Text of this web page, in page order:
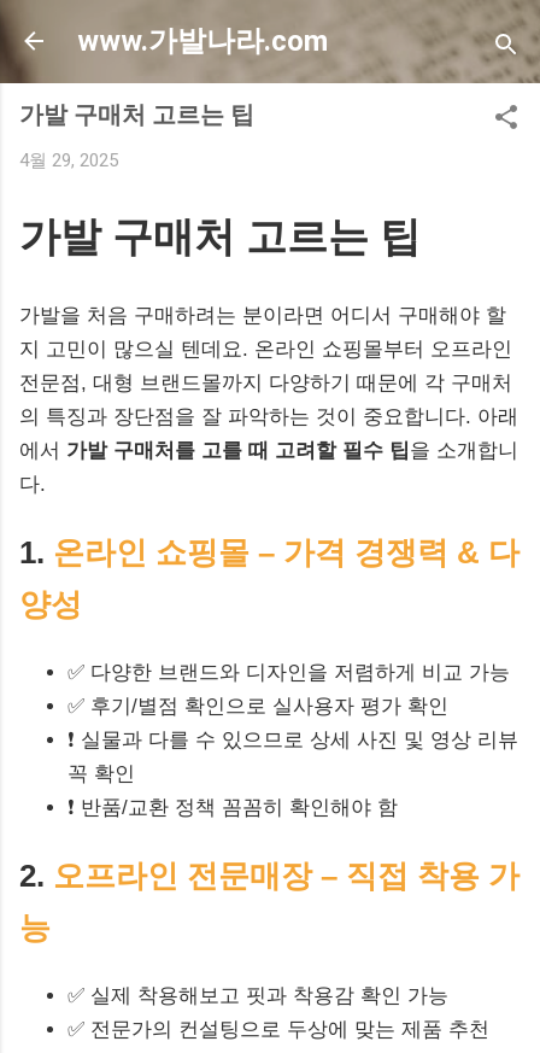
기본 콘텐츠로 건너뛰기
www.가발나라.com
가발 구매처 고르는 팁
4월 29, 2025
가발 구매처 고르는 팁
가발을 처음 구매하려는 분이라면 어디서 구매해야 할
지 고민이 많으실 텐데요. 온라인 쇼핑몰부터 오프라인
전문점, 대형 브랜드몰까지 다양하기 때문에 각 구매처
의 특징과 장단점을 잘 파악하는 것이 중요합니다. 아래
에서 가발 구매처를 고를 때 고려할 필수 팁을 소개합니
다.
1. 온라인 쇼핑몰 – 가격 경쟁력 & 다
양성
✅ 다양한 브랜드와 디자인을 저렴하게 비교 가능
✅ 후기/별점 확인으로 실사용자 평가 확인
❗ 실물과 다를 수 있으므로 상세 사진 및 영상 리뷰
꼭 확인
❗ 반품/교환 정책 꼼꼼히 확인해야 함
2. 오프라인 전문매장 – 직접 착용 가
능
✅ 실제 착용해보고 핏과 착용감 확인 가능
✅ 전문가의 컨설팅으로 두상에 맞는 제품 추천